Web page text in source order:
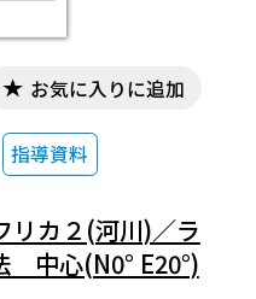
指導資料
お気に入りに追加
リカ２(河川)／ラ
中心(N0° E20°)